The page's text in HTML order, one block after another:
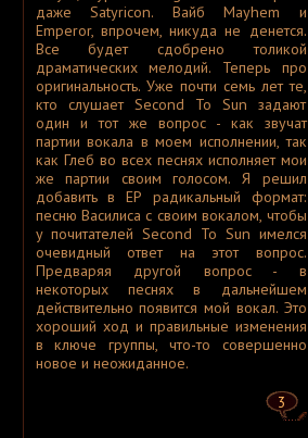
A Silver Mt. Zion
A Skylit Drive
A Slow in Dance
A Sound of Thunder
A Stained Glass Romance
A Static Lullaby
A Storm of Light
A Story of Rats
A Sun Traverse
A Sunny Day in Glasgow
A Swarm of the Sun
A Tempered Heart
A Traitor Like Judas
A Trust Unclean
A Wake in Providence
A Wanted Awakening
A Waste of Talent
A Wilhelm Scream
A Winter Lost
A Wolf That Was a Victim
A Young Man's Funeral
A za solntsem luna...
Aäkon Këëtrëh
Aūkels
даже Satyricon. Вайб Mayhem и
Emperor, впрочем, никуда не денется.
Все будет сдобрено толикой
драматических мелодий. Теперь про
оригинальность. Уже почти семь лет те,
кто слушает Second To Sun задают
один и тот же вопрос - как звучат
партии вокала в моем исполнении, так
как Глеб во всех песнях исполняет мои
же партии своим голосом. Я решил
добавить в ЕР радикальный формат:
песню Василиса с своим вокалом, чтобы
у почитателей Second To Sun имелся
очевидный ответ на этот вопрос.
Предваряя другой вопрос - в
некоторых песнях в дальнейшем
действительно появится мой вокал. Это
хороший ход и правильные изменения
в ключе группы, что-то совершенно
новое и неожиданное.
3